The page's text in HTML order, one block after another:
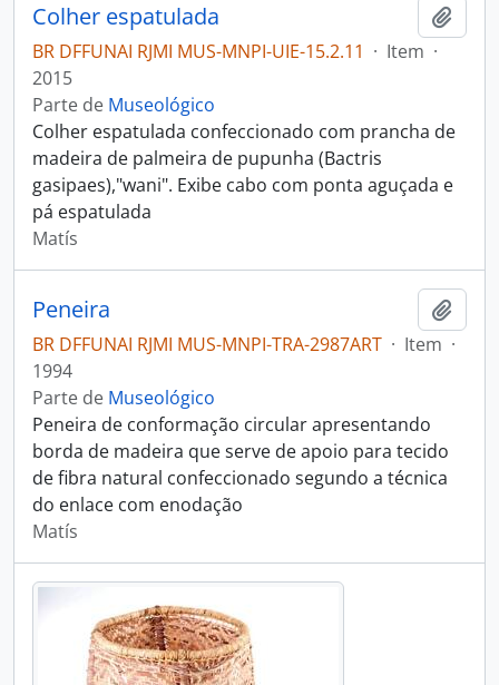
Colher espatulada
BR DFFUNAI RJMI MUS-MNPI-UIE-15.2.11 · Item ·
2015
Parte de Museológico
Colher espatulada confeccionado com prancha de
madeira de palmeira de pupunha (Bactris
gasipaes),"wani". Exibe cabo com ponta aguçada e
pá espatulada
Matís
Peneira
BR DFFUNAI RJMI MUS-MNPI-TRA-2987ART · Item ·
1994
Parte de Museológico
Peneira de conformação circular apresentando
borda de madeira que serve de apoio para tecido
de fibra natural confeccionado segundo a técnica
do enlace com enodação
Matís